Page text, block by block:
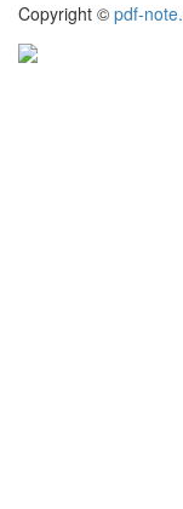
Copyright © pdf-